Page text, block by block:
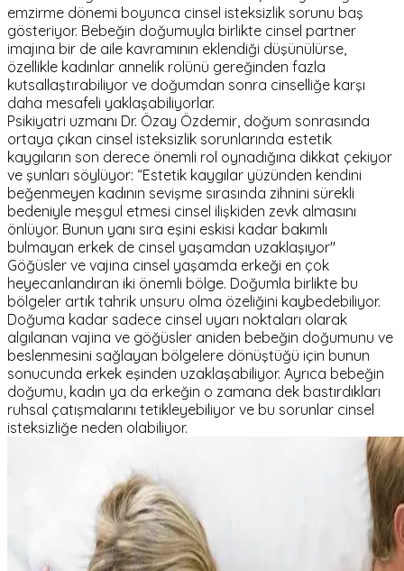
emzirme dönemi boyunca cinsel isteksizlik sorunu baş
gösteriyor. Bebeğin doğumuyla birlikte cinsel partner
imajına bir de aile kavramının eklendiği düşünülürse,
özellikle kadınlar annelik rolünü gereğinden fazla
kutsallaştırabiliyor ve doğumdan sonra cinselliğe karşı
daha mesafeli yaklaşabiliyorlar.
Psikiyatri uzmanı Dr. Özay Özdemir, doğum sonrasında
ortaya çıkan cinsel isteksizlik sorunlarında estetik
kaygıların son derece önemli rol oynadığına dikkat çekiyor
ve şunları söylüyor: “Estetik kaygılar yüzünden kendini
beğenmeyen kadının sevişme sırasında zihnini sürekli
bedeniyle meşgul etmesi cinsel ilişkiden zevk almasını
önlüyor. Bunun yanı sıra eşini eskisi kadar bakımlı
bulmayan erkek de cinsel yaşamdan uzaklaşıyor"
Göğüsler ve vajina cinsel yaşamda erkeği en çok
heyecanlandıran iki önemli bölge. Doğumla birlikte bu
bölgeler artık tahrik unsuru olma özeliğini kaybedebiliyor.
Doğuma kadar sadece cinsel uyarı noktaları olarak
algılanan vajina ve göğüsler aniden bebeğin doğumunu ve
beslenmesini sağlayan bölgelere dönüştüğü için bunun
sonucunda erkek eşinden uzaklaşabiliyor. Ayrıca bebeğin
doğumu, kadın ya da erkeğin o zamana dek bastırdıkları
ruhsal çatışmalarını tetikleyebiliyor ve bu sorunlar cinsel
isteksizliğe neden olabiliyor.